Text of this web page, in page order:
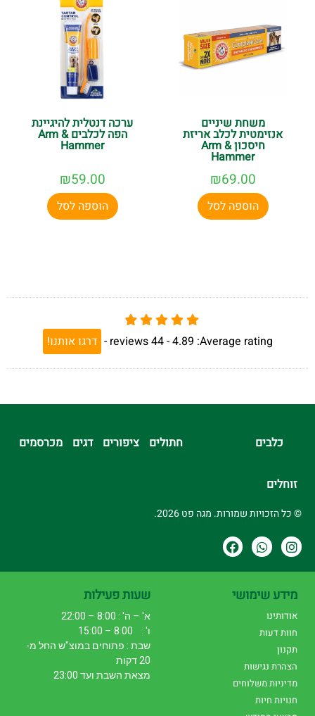
משחת שיניים
אנזימטית לכלב אריזת
חיסכון Arm &
Hammer
₪69.00
הוספה לסל
ערכה דנטלית להיגיינת
הפה לכלבים Arm &
Hammer
₪59.00
הוספה לסל
Average rating:
4.89 -
44
reviews
- דרגו אותנו!
כלבים חתולים ציפורים דגים מכרסמים
זוחלים
© כל הזכויות שמורות. מגה פט 2026.
מידע שימושי
אודותינו
חוות דעות
תקנון
הצהרת נגישות
מדיניות משלוחים
חנויות חיות
שעות פעילות
א' – ה' : 8:00 – 22:00
ו' : 8:00 – 15:00
שבת : פתוחים במוצ"ש החל מ-
20 דקות
מצאת השבת ועד 23:00